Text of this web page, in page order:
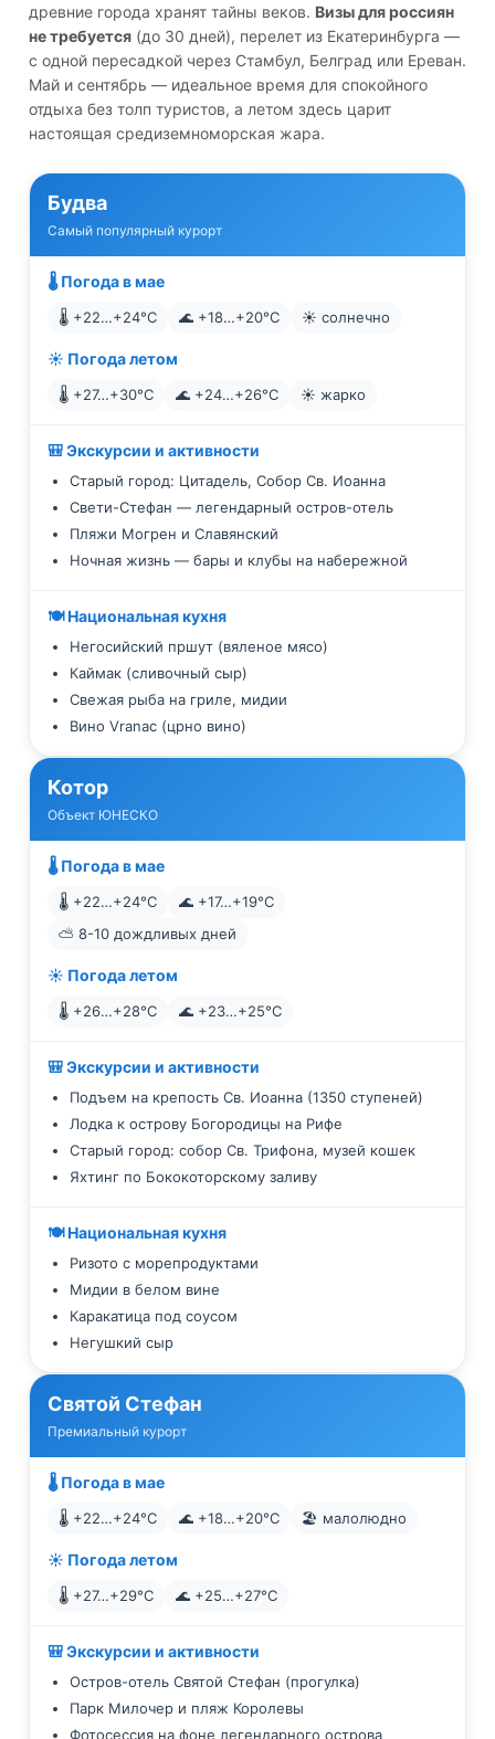
древние города хранят тайны веков. Визы для россиян
не требуется (до 30 дней), перелет из Екатеринбурга —
с одной пересадкой через Стамбул, Белград или Ереван.
Май и сентябрь — идеальное время для спокойного
отдыха без толп туристов, а летом здесь царит
настоящая средиземноморская жара.
Будва
Самый популярный курорт
🌡️ Погода в мае
🌡️ +22…+24°C 🌊 +18…+20°C ☀️ солнечно
☀️ Погода летом
🌡️ +27…+30°C 🌊 +24…+26°C ☀️ жарко
🎒 Экскурсии и активности
Старый город: Цитадель, Собор Св. Иоанна
Свети-Стефан — легендарный остров-отель
Пляжи Могрен и Славянский
Ночная жизнь — бары и клубы на набережной
🍽️ Национальная кухня
Негосийский пршут (вяленое мясо)
Каймак (сливочный сыр)
Свежая рыба на гриле, мидии
Вино Vranac (црно вино)
Котор
Объект ЮНЕСКО
🌡️ Погода в мае
🌡️ +22…+24°C
🌊 +17…+19°C
⛅ 8-10 дождливых дней
☀️ Погода летом
🌡️ +26…+28°C 🌊 +23…+25°C
🎒 Экскурсии и активности
Подъем на крепость Св. Иоанна (1350 ступеней)
Лодка к острову Богородицы на Рифе
Старый город: собор Св. Трифона, музей кошек
Яхтинг по Бококоторскому заливу
🍽️ Национальная кухня
Ризото с морепродуктами
Мидии в белом вине
Каракатица под соусом
Негушкий сыр
Святой Стефан
Премиальный курорт
🌡️ Погода в мае
🌡️ +22…+24°C 🌊 +18…+20°C 🏖️ малолюдно
☀️ Погода летом
🌡️ +27…+29°C 🌊 +25…+27°C
🎒 Экскурсии и активности
Остров-отель Святой Стефан (прогулка)
Парк Милочер и пляж Королевы
Фотосессия на фоне легендарного острова